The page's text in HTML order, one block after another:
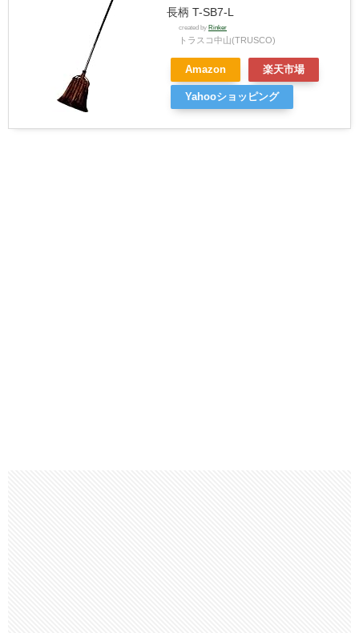
長柄 T-SB7-L
created by Rinker
トラスコ中山(TRUSCO)
Amazon 楽天市場
Yahooショッピング